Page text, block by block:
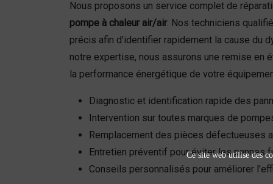
Nous proposons un service complet de
pompe à chaleur air/air. Nos techniciens
précis afin d’identifier rapidement la cause du
notre expertise, nous assurons une remise en
la performance énergétique de votre
Diagnostic et identification rapide des
Intervention sur toutes marques de
Remplacement des pièces défectueuses
Entretien préventif pour éviter les pannes
Conseils personnalisés pour améliorer
Ce site web utilise des